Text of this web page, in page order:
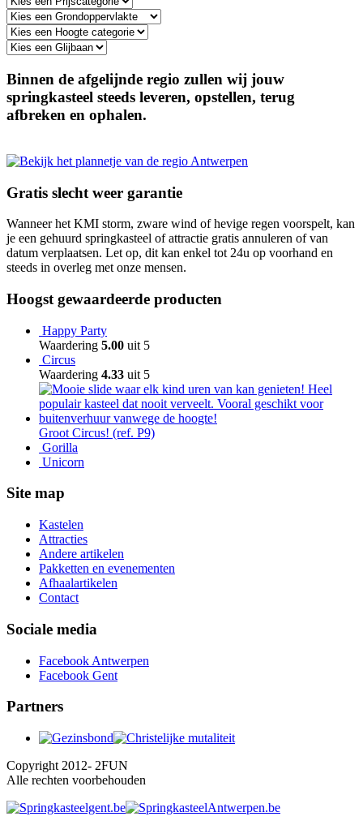
Binnen de afgelijnde regio zullen wij jouw
springkasteel steeds leveren, opstellen, terug
afbreken en ophalen.
Gratis slecht weer garantie
Wanneer het KMI storm, zware wind of hevige regen voorspelt, kan
je een gehuurd springkasteel of attractie gratis annuleren of van
datum verplaatsen. Let op, dit kan enkel tot 24u op voorhand en
steeds in overleg met onze mensen.
Hoogst gewaardeerde producten
Happy Party
Waardering 5.00 uit 5
Circus
Waardering 4.33 uit 5
Groot Circus! (ref. P9)
Gorilla
Unicorn
Site map
Kastelen
Attracties
Andere artikelen
Pakketten en evenementen
Afhaalartikelen
Contact
Sociale media
Facebook Antwerpen
Facebook Gent
Partners
Copyright 2012- 2FUN
Alle rechten voorbehouden